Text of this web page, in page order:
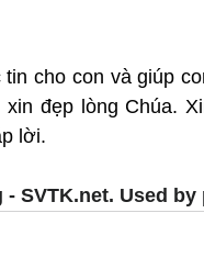
cho con và giúp
đẹp lòng Chúa.
lời.
- SVTK.net. Used